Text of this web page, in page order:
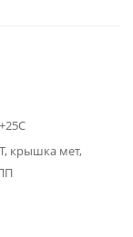
крышка мет,